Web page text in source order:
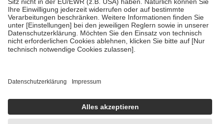
• Untersuchungen zur Vorsorge und Früherkennung, die von der
GKV getragen werden
• empfohlenen Schutzimpfungen
• Harn- und Blutteststreifen
getroffen, um sicherzustellen, dass es sich um echte Bewertungen
https://help.etrusted.com/hc/de/articles/4419944605341
Einige Bilder und Inhalte wurden unter Zuhilfenahme künstlicher